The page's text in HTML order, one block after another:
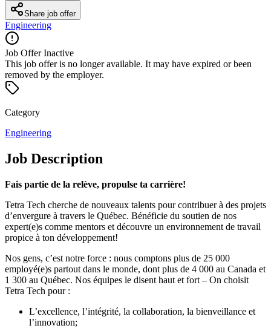
Share job offer
Engineering
Job Offer Inactive
This job offer is no longer available. It may have expired or been
removed by the employer.
Category
Engineering
Job Description
Fais partie de la relève, propulse ta carrière!
Tetra Tech cherche de nouveaux talents pour contribuer à des projets
d’envergure à travers le Québec. Bénéficie du soutien de nos
expert(e)s comme mentors et découvre un environnement de travail
propice à ton développement!
Nos gens, c’est notre force : nous comptons plus de 25 000
employé(e)s partout dans le monde, dont plus de 4 000 au Canada et
1 300 au Québec. Nos équipes le disent haut et fort – On choisit
Tetra Tech pour :
L’excellence, l’intégrité, la collaboration, la bienveillance et
l’innovation;